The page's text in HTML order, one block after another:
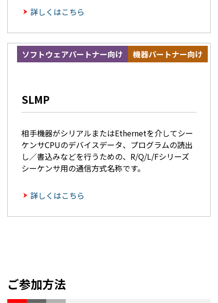
詳しくはこちら
ソフトウェアパートナー向け 機器パートナー向け
SLMP
相手機器がシリアルまたはEthernetを介してシー
ケンサCPUのデバイスデータ、プログラムの読出
し／書込みなどを行うための、R/Q/L/Fシリーズ
シーケンサ用の通信方式名称です。
詳しくはこちら
ご参加方法